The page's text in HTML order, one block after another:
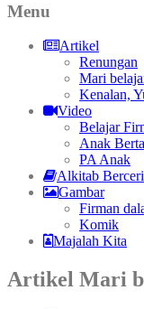
Menu
Artikel
Renungan
Mari
Kenalan,
Video
Belajar
Anak
PA Anak
Alkitab
Gambar
Firman
Komik
Majalah Kita
Artikel Mari